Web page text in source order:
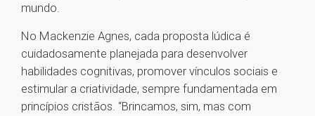
mundo.
No Mackenzie Agnes, cada proposta lúdica é
cuidadosamente planejada para desenvolver
habilidades cognitivas, promover vínculos sociais e
estimular a criatividade, sempre fundamentada em
princípios cristãos. “Brincamos, sim, mas com